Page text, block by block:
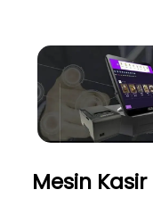
Mesin Kasir